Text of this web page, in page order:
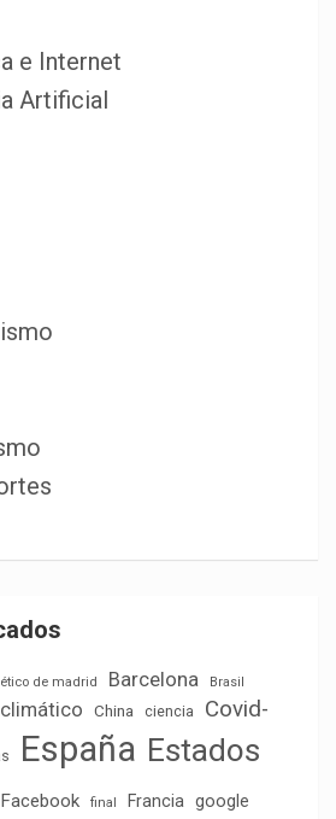
e Internet
Artificial
de madrid Barcelona
Brasil
China ciencia
Covid-
España Estados
Facebook final Francia google